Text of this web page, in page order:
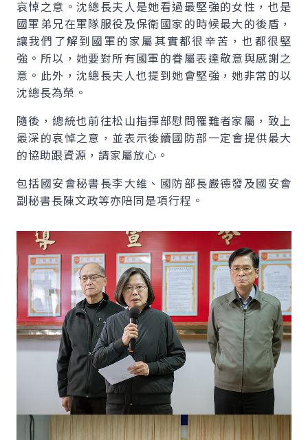
哀悼之意。沈總長夫人是她看過最堅強的女性，也是
國軍弟兄在軍隊服役及保衛國家的時候最大的後盾，
讓我們了解到國軍的家屬其實都很辛苦，也都很堅
強。所以，她要對所有國軍的眷屬表達敬意與感謝之
意。此外，沈總長夫人也提到她會堅強，她非常的以
沈總長為榮。
隨後，總統也前往松山指揮部慰問罹難者家屬，致上
最深的哀悼之意，並表示後續國防部一定會提供最大
的協助跟資源，請家屬放心。
包括國安會秘書長李大維、國防部長嚴德發及國安會
副秘書長陳文政等亦陪同是項行程。